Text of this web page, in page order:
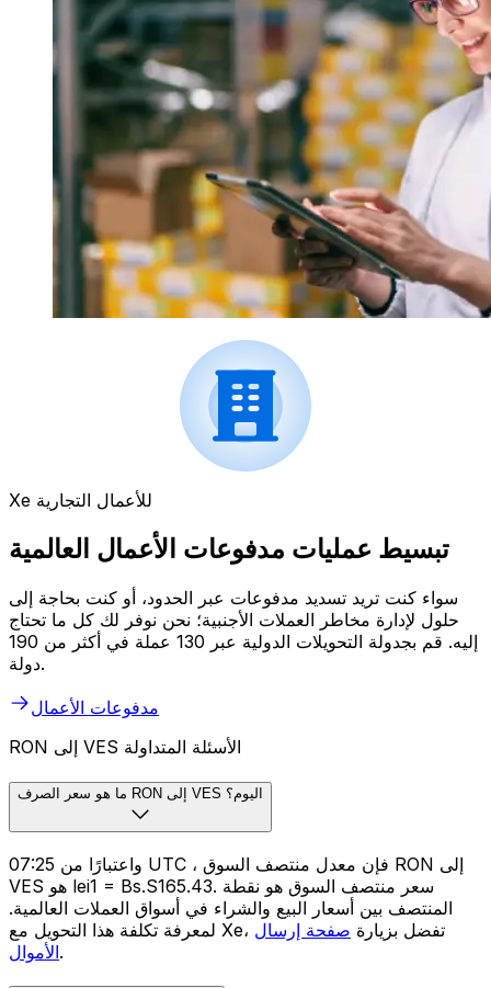
Xe للأعمال التجارية
تبسيط عمليات مدفوعات الأعمال العالمية
سواء كنت تريد تسديد مدفوعات عبر الحدود، أو كنت بحاجة إلى
حلول لإدارة مخاطر العملات الأجنبية؛ نحن نوفر لك كل ما تحتاج
إليه. قم بجدولة التحويلات الدولية عبر 130 عملة في أكثر من 190
دولة.
مدفوعات الأعمال
RON إلى VES الأسئلة المتداولة
ما هو سعر الصرف RON إلى VES اليوم؟
واعتبارًا من 07:25 UTC ، فإن معدل منتصف السوق RON إلى
VES هو lei1 = Bs.S165.43. سعر منتصف السوق هو نقطة
المنتصف بين أسعار البيع والشراء في أسواق العملات العالمية.
لمعرفة تكلفة هذا التحويل مع Xe، تفضل بزيارة صفحة إرسال
الأموال.